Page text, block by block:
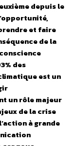
depuis le
et faire
de la
des
est un
un rôle majeur
de la crise
à grande